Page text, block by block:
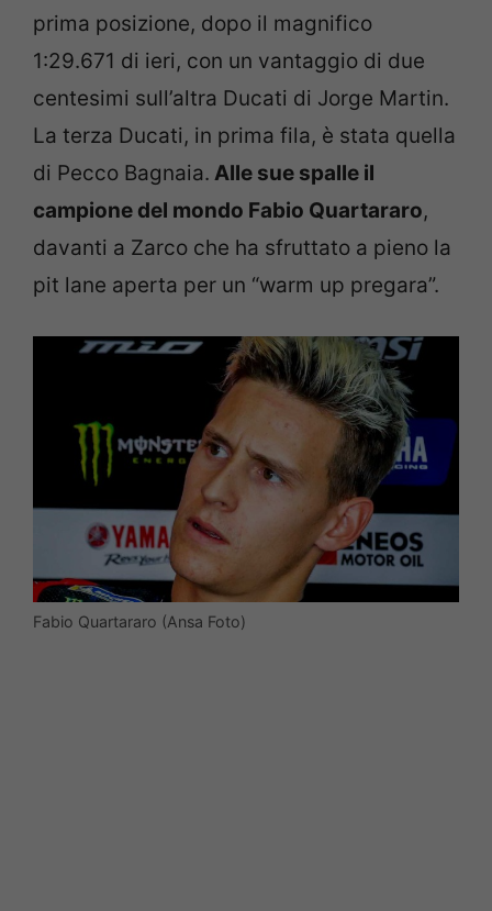
prima posizione, dopo il magnifico
1:29.671 di ieri, con un vantaggio di due
centesimi sull’altra Ducati di Jorge Martin.
La terza Ducati, in prima fila, è stata quella
di Pecco Bagnaia. Alle sue spalle il
campione del mondo Fabio Quartararo,
davanti a Zarco che ha sfruttato a pieno la
pit lane aperta per un “warm up pregara”.
Fabio Quartararo (Ansa Foto)